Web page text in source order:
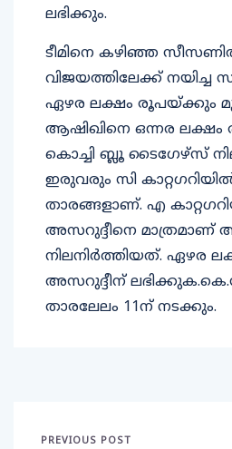
ലഭിക്കും.
ടീമിനെ കഴിഞ്ഞ
വിജയത്തിലേക്ക് നയിച്ച
ഏഴര ലക്ഷം രൂപയ്ക്കും
ആഷിഖിനെ ഒന്നര
കൊച്ചി ബ്ലൂ ടൈഗേഴ്സ്
ഇരുവരും സി
താരങ്ങളാണ്. എ
അസറുദ്ദീനെ മാത്രമാണ്
നിലനിർത്തിയത്. ഏഴര
അസറുദ്ദീന്
താരലേലം 11ന് നടക്കും.
PREVIOUS POST